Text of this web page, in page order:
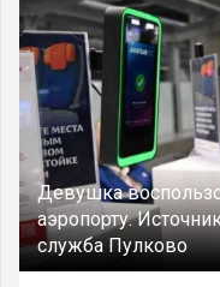
Девушка
аэропорту.
служба Пулково